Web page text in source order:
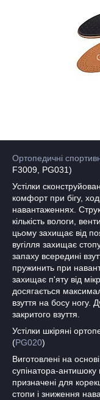
Ортопедичні
F3009, PG031)
Устілки
комфорт при бігу,
навантаженнях.
кількість вологи,
цьому захищає від
вугілля захищає
запаху всередині
пружинить при
захищає п'яту від
досягається
взуття на босу ногу.
закритого взуття.
Устілки шкіряні
(PG020)
Виготовлені на
супінатора-антишоку
призначені для
стопи і зниження